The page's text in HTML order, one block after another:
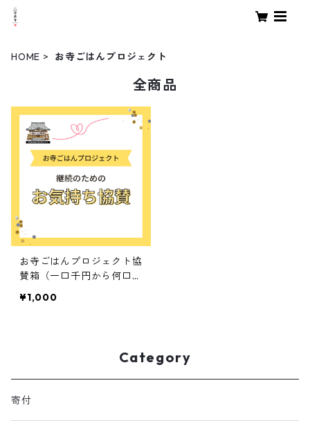
HOME お寺ごはんプロジェクト
全商品
お寺ごはんプロジェクト協
賛箱（一口千円から何口で
¥1,000
Category
寄付